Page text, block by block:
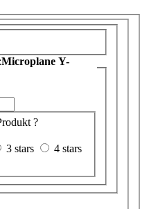
Microplane Y-
?
3 stars
4 stars